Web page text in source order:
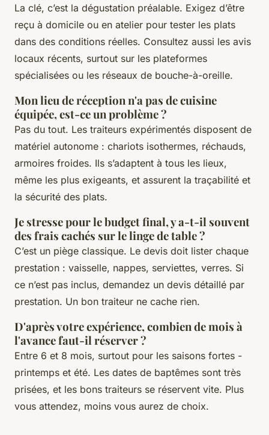
La clé, c’est la dégustation préalable. Exigez d’être
reçu à domicile ou en atelier pour tester les plats
dans des conditions réelles. Consultez aussi les avis
locaux récents, surtout sur les plateformes
spécialisées ou les réseaux de bouche-à-oreille.
Mon lieu de réception n'a pas de cuisine
équipée, est-ce un problème ?
Pas du tout. Les traiteurs expérimentés disposent de
matériel autonome : chariots isothermes, réchauds,
armoires froides. Ils s’adaptent à tous les lieux,
même les plus exigeants, et assurent la traçabilité et
la sécurité des plats.
Je stresse pour le budget final, y a-t-il souvent
des frais cachés sur le linge de table ?
C’est un piège classique. Le devis doit lister chaque
prestation : vaisselle, nappes, serviettes, verres. Si
ce n’est pas inclus, demandez un devis détaillé par
prestation. Un bon traiteur ne cache rien.
D'après votre expérience, combien de mois à
l'avance faut-il réserver ?
Entre 6 et 8 mois, surtout pour les saisons fortes -
printemps et été. Les dates de baptêmes sont très
prisées, et les bons traiteurs se réservent vite. Plus
vous attendez, moins vous aurez de choix.